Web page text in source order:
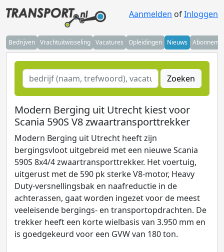
Aanmelden ofInloggen
Bedrijven Vrachtuitwisseling Vacatures Opleidingen Nieuws
Zoeken
Modern Berging uit Utrecht kiest voor
Scania 590S V8 zwaartransporttrekker
Modern Berging uit Utrecht heeft zijn
bergingsvloot uitgebreid met een nieuwe Scania
590S 8x4/4 zwaartransporttrekker. Het voertuig,
uitgerust met de 590 pk sterke V8-motor, Heavy
Duty-versnellingsbak en naafreductie in de
achterassen, gaat worden ingezet voor de meest
veeleisende bergings- en transportopdrachten. De
trekker heeft een korte wielbasis van 3.950 mm en
is goedgekeurd voor een GVW van 180 ton.